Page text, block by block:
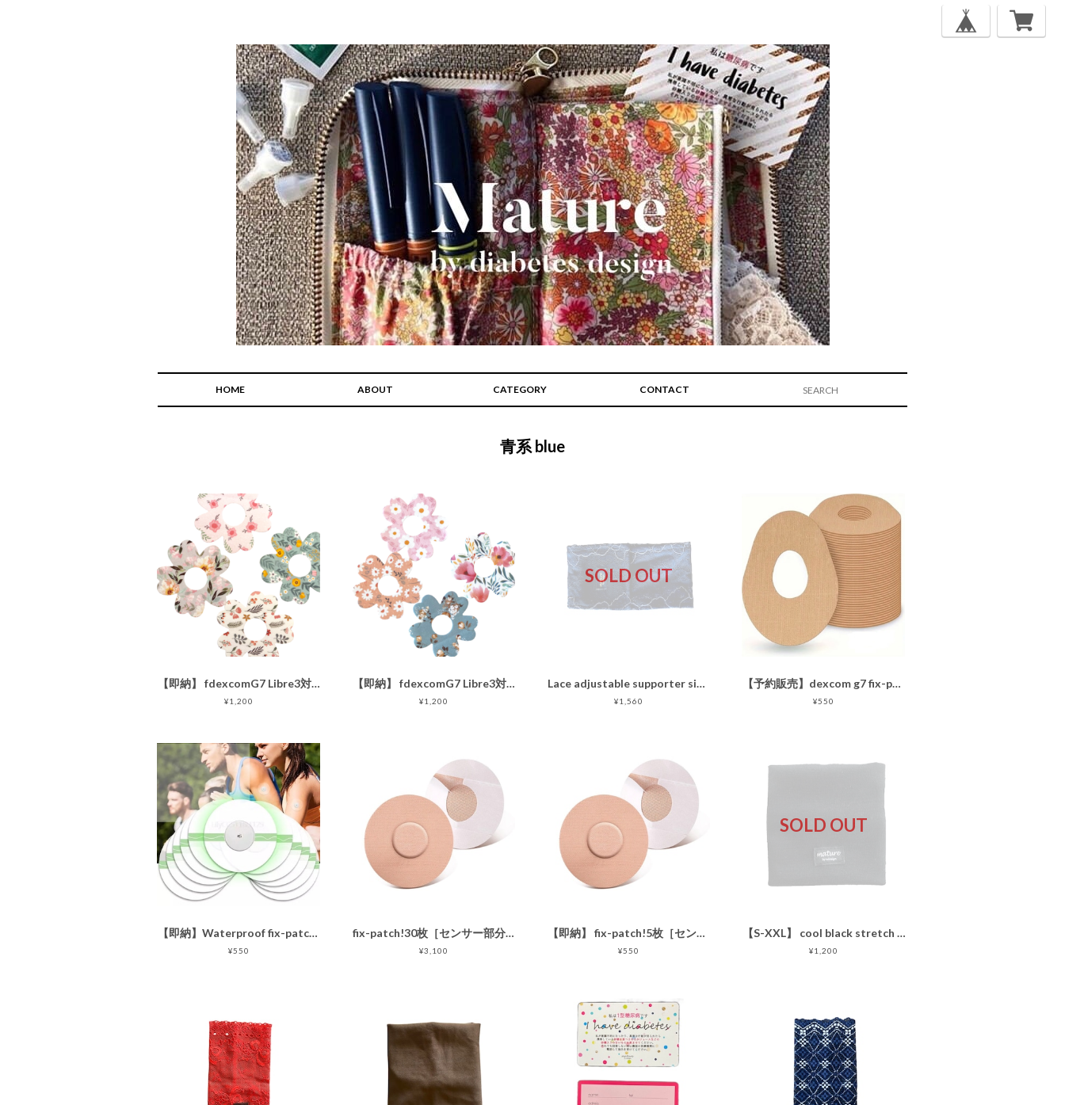
HOME ABOUT CATEGORY CONTACT
青系 blue
【即納】 fdexcomG7 Libre3対応 防水・通気性 flower patch 4枚［センサー部分接着なし センサー用固定パッチ ］4枚
¥1,200
【即納】 fdexcomG7 Libre3対応 防水・通気性 flower patch2 4枚［センサー部分接着なし センサー用固定パッチ ］4枚
¥1,200
SOLD OUT
Lace adjustable supporter simple black ［レースアジャスタブルサポーター］
¥1,560
【予約販売】dexcom g7 fix-patch!5枚［センサー部分接着なし センサー用固定パッチ ］5枚
¥550
【即納】Waterproof fix-patch!5枚［センサー部分接着なし センサー用固定パッチ ］5枚
¥550
fix-patch!30枚［センサー部分接着なし センサー用固定パッチ
¥3,100
【即納】 fix-patch!5枚［センサー部分接着なし センサー用固定パッチ ］5枚
¥550
SOLD OUT
【S-XXL】 cool black stretch smooth
¥1,200